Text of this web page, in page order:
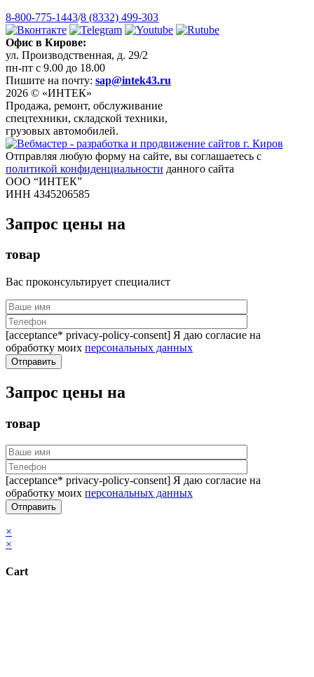
8-800-775-1443/8 (8332) 499-303
Офис в Кирове:
ул. Производственная, д. 29/2
пн-пт с 9.00 до 18.00
Пишите на почту: sap@intek43.ru
2026 © «ИНТЕК»
Продажа, ремонт, обслуживание
спецтехники, складской техники,
грузовых автомобилей.
Отправляя любую форму на сайте, вы соглашаетесь с
политикой конфиденциальности данного сайта
ООО “ИНТЕК”
ИНН 4345206585
Запрос цены на
товар
Вас проконсультирует специалист
[acceptance* privacy-policy-consent] Я даю согласие на
обработку моих персональных данных
Запрос цены на
товар
[acceptance* privacy-policy-consent] Я даю согласие на
обработку моих персональных данных
×
×
Cart